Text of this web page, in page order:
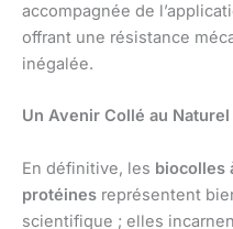
accompagnée de
offrant une résistance
inégalée.
Un Avenir Collé au Naturel
En définitive, les biocolles
protéines représentent
scientifique ; elles